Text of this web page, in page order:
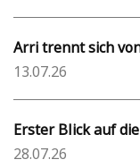
Arri trennt sich
13.07.26
Erster Blick auf die
28.07.26